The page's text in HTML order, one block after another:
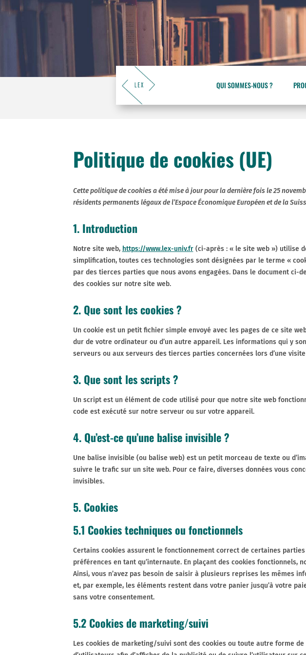
QUI SOMMES-NOUS ?
Politique de cookies (UE)
Cette politique de cookies a été mise à jour pour la dernière fois le 25
résidents permanents légaux de l’Espace Économique Européen et de la
1. Introduction
Notre site web, https://www.lex-univ.fr(ci-après : « le site web ») utilise
simplification, toutes ces technologies sont désignées par le terme «
par des tierces parties que nous avons engagées. Dans le document ci-
des cookies sur notre site web.
2. Que sont les cookies ?
Un cookie est un petit fichier simple envoyé avec les pages de ce site
dur de votre ordinateur ou d’un autre appareil. Les informations qui y
serveurs ou aux serveurs des tierces parties concernées lors d’une
3. Que sont les scripts ?
Un script est un élément de code utilisé pour que notre site web
code est exécuté sur notre serveur ou sur votre appareil.
4. Qu’est-ce qu’une balise invisible ?
Une balise invisible (ou balise web) est un petit morceau de texte ou
suivre le trafic sur un site web. Pour ce faire, diverses données vous
invisibles.
5. Cookies
5.1 Cookies techniques ou fonctionnels
Certains cookies assurent le fonctionnement correct de certaines
préférences en tant qu’internaute. En plaçant des cookies fonctionnels,
Ainsi, vous n’avez pas besoin de saisir à plusieurs reprises les mêmes
et, par exemple, les éléments restent dans votre panier jusqu’à votre
sans votre consentement.
5.2 Cookies de marketing/suivi
Les cookies de marketing/suivi sont des cookies ou toute autre forme